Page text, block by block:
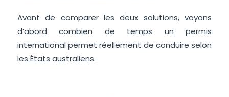
Avant de comparer les deux solutions, voyons
d’abord combien de temps un permis
international permet réellement de conduire selon
les États australiens.